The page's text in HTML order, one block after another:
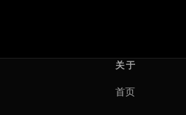
关于
首页